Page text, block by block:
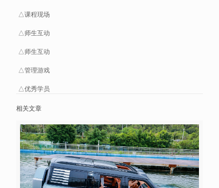
△课程现场
△师生互动
△师生互动
△管理游戏
△优秀学员
相关文章